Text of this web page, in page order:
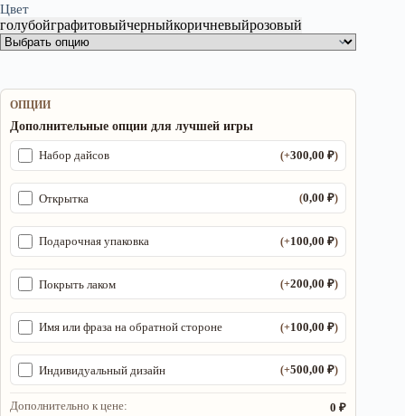
Цвет
голубойграфитовыйчерныйкоричневыйрозовый
ОПЦИИ
Дополнительные опции для лучшей игры
Набор дайсов (+300,00₽)
Открытка (0,00₽)
Подарочная упаковка (+100,00₽)
Покрыть лаком (+200,00₽)
Имя или фраза на обратной стороне (+100,00₽)
Индивидуальный дизайн (+500,00₽)
Дополнительно к цене: 0 ₽